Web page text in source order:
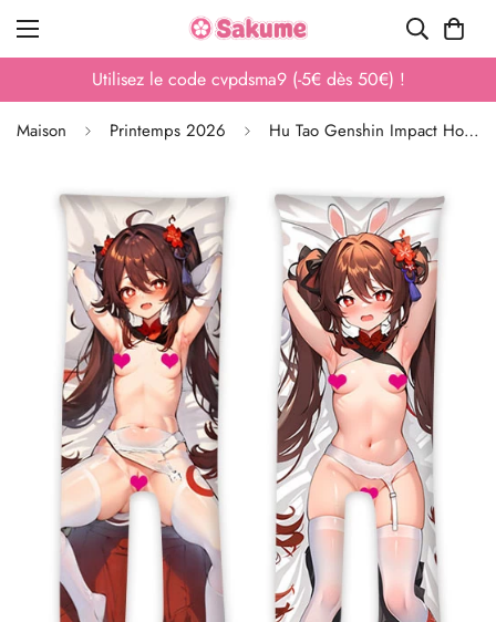
Utilisez le code ahx9af3 (-20€ dès 200€) !
Maison Printemps 2026 Hu Tao Genshin Impact Housse de Dakimakura spécial 3D